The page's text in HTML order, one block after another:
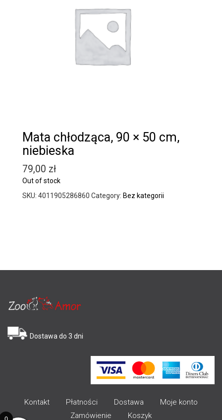
Mata chłodząca, 90 × 50 cm,
niebieska
79,00 zł
Out of stock
SKU: 4011905286860 Category: Bez kategorii
Dostawa do 3 dni
Kontakt Płatności Dostawa
Moje konto
Zamówienie
Koszyk